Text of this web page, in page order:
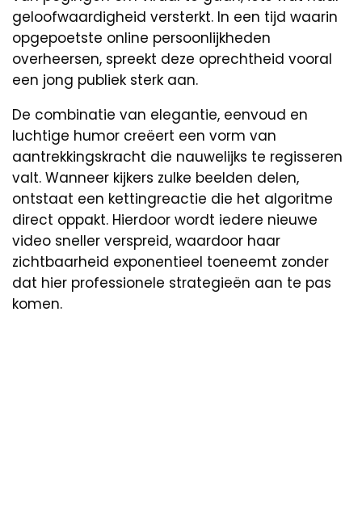
geloofwaardigheid versterkt. In een tijd waarin
opgepoetste online persoonlijkheden
overheersen, spreekt deze oprechtheid vooral
een jong publiek sterk aan.
De combinatie van elegantie, eenvoud en
luchtige humor creëert een vorm van
aantrekkingskracht die nauwelijks te regisseren
valt. Wanneer kijkers zulke beelden delen,
ontstaat een kettingreactie die het algoritme
direct oppakt. Hierdoor wordt iedere nieuwe
video sneller verspreid, waardoor haar
zichtbaarheid exponentieel toeneemt zonder
dat hier professionele strategieën aan te pas
komen.